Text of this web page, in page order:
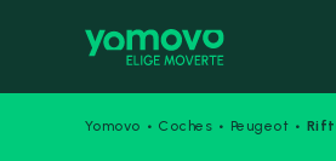
Yomovo · Coches · Peugeot ·